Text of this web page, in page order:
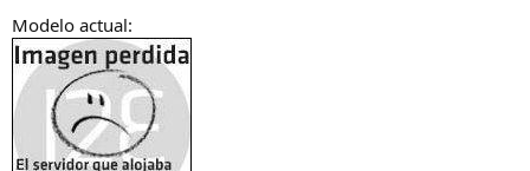
Modelo actual: